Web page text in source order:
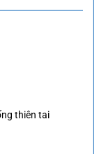
thiên tai